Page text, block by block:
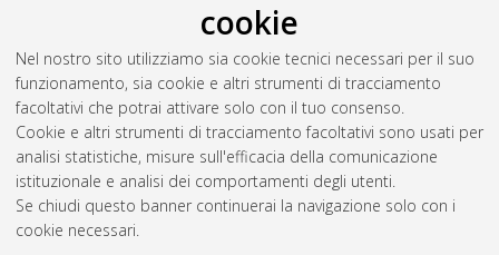
cookie
Nel nostro sito utilizziamo sia cookie tecnici necessari per il suo
funzionamento, sia cookie e altri strumenti di tracciamento
facoltativi che potrai attivare solo con il tuo consenso.
Cookie e altri strumenti di tracciamento facoltativi sono usati per
analisi statistiche, misure sull'efficacia della comunicazione
istituzionale e analisi dei comportamenti degli utenti.
Se chiudi questo banner continuerai la navigazione solo con i
cookie necessari.
Rapisardi, Carla Venere Gioia(2007)
, [Dissertation thesis], Alma Mater Studiorum
Università di Bologna. Dottorato di ricerca inOdontoiatria per
disabili, 19 Ciclo. DOI 10.6092/unibo/amsdottorato/272.
Questa lista e' stata generata il Wed Aug 5 20:44:52 2026
Atom